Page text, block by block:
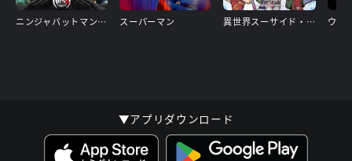
ニンジャバットマン対ヤクザリーグ スーパーマン 異世界スーサイド・スクワッド
▼アプリダウンロード